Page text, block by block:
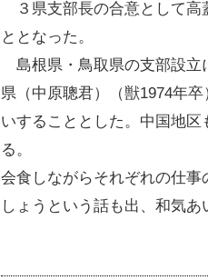
３県支部長の合意として高
ととなった。
島根県・鳥取県の支部設立
県（中原聰君）（獣1974年
いすることとした。中国地
る。
会食しながらそれぞれの仕
しょうという話も出、和気